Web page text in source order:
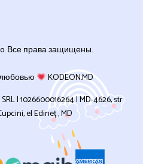
Все права защищены.
KODEON.MD
| 1026600016264 | MD-4626, str
el Edineț , MD